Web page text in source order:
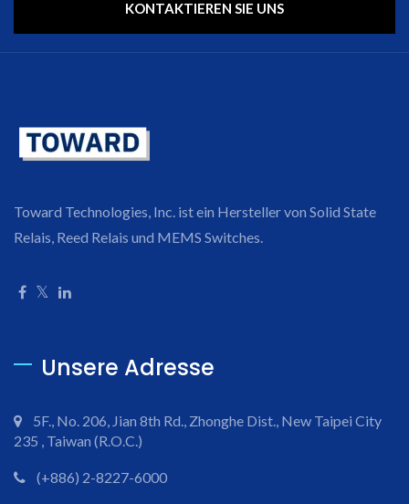
KONTAKTIEREN SIE UNS
Toward Technologies, Inc. ist ein Hersteller von Solid State
Relais, Reed Relais und MEMS Switches.
Unsere Adresse
5F., No. 206, Jian 8th Rd., Zhonghe Dist., New Taipei City
235 , Taiwan (R.O.C.)
(+886) 2-8227-6000